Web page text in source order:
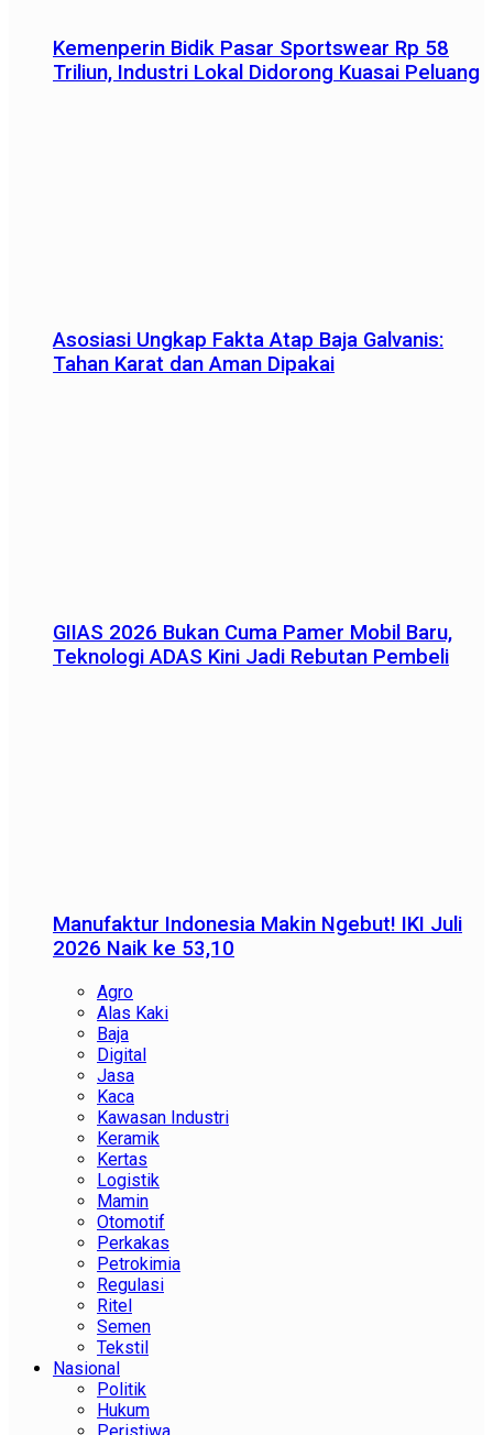
Kemenperin Bidik Pasar Sportswear Rp 58
Triliun, Industri Lokal Didorong Kuasai Peluang
Asosiasi Ungkap Fakta Atap Baja Galvanis:
Tahan Karat dan Aman Dipakai
GIIAS 2026 Bukan Cuma Pamer Mobil Baru,
Teknologi ADAS Kini Jadi Rebutan Pembeli
Manufaktur Indonesia Makin Ngebut! IKI Juli
2026 Naik ke 53,10
Agro
Alas Kaki
Baja
Digital
Jasa
Kaca
Kawasan Industri
Keramik
Kertas
Logistik
Mamin
Otomotif
Perkakas
Petrokimia
Regulasi
Ritel
Semen
Tekstil
Nasional
Politik
Hukum